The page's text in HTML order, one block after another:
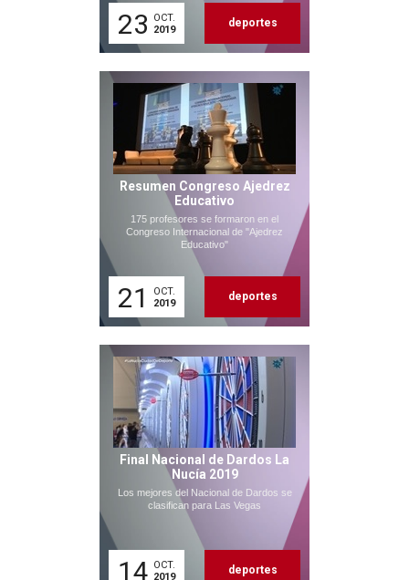
23
OCT.
2019
deportes
Resumen Congreso Ajedrez
Educativo
175 profesores se formaron en el
Congreso Internacional de "Ajedrez
Educativo"
21
OCT.
2019
deportes
Final Nacional de Dardos La
Nucía 2019
Los mejores del Nacional de Dardos se
clasifican para Las Vegas
14 OCT.
2019
deportes